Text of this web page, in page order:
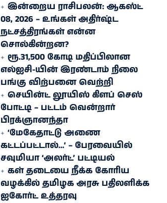
இன்றைய ராசிபலன்: ஆகஸ்ட்
08, 2026 – உங்கள் அதிர்ஷ்ட
நட்சத்திரங்கள் என்ன
சொல்கின்றன?
ரூ.31,500 கோடி மதிப்பிலான
எல்ஐசி-​யின் இரண்​டாம் நிலை
பங்கு விற்பனை வெற்றி
செயின்ட் லூயிஸ் கிளப் செஸ்
போட்டி – பட்டம் வென்றார்
பிரக்ஞானந்தா
‘மேகேதாட்டு அணை
கட்டப்பட்டால்…’ – பேரவையில்
சவுமியா ‘அலர்ட்’ பட்டியல்
கள் தடையை நீக்க கோரிய
வழக்கில் தமிழக அரசு பதிலளிக்க
ஐகோர்ட் உத்தரவு